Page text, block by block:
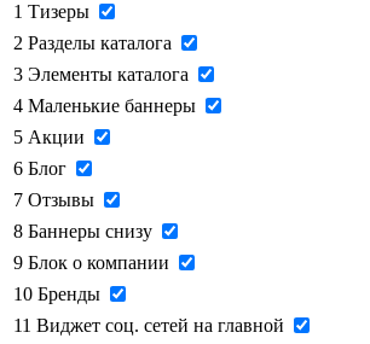
1 Тизеры
2 Разделы каталога
3 Элементы каталога
4 Маленькие баннеры
5 Акции
6 Блог
7 Отзывы
8 Баннеры снизу
9 Блок о компании
10 Бренды
11 Виджет соц. сетей на главной